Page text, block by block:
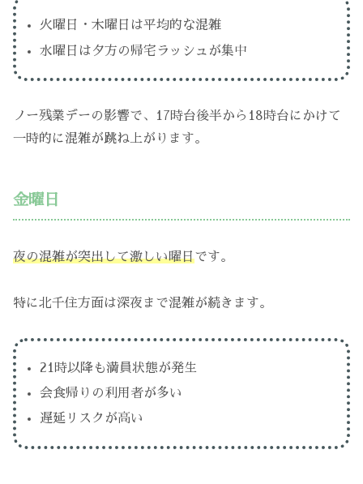
火曜日・木曜日は平均的な混雑
水曜日は夕方の帰宅ラッシュが集中
ノー残業デーの影響で、17時台後半から18時台にかけて
一時的に混雑が跳ね上がります。
金曜日
夜の混雑が突出して激しい曜日です。
特に北千住方面は深夜まで混雑が続きます。
21時以降も満員状態が発生
会食帰りの利用者が多い
遅延リスクが高い